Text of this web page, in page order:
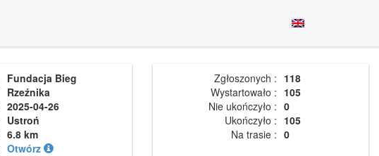
Fundacja Bieg
Rzeźnika
2025-04-26
Ustroń
6.8 km
Otwórz
Zgłoszonych : 118
Wystartowało : 105
Nie ukończyło : 0
Ukończyło : 105
Na trasie : 0